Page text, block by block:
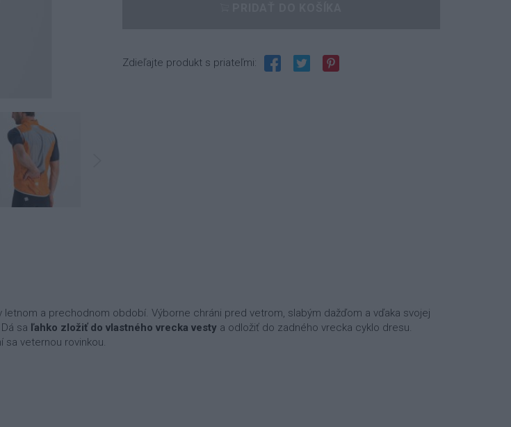
Zdieľajte produkt s priateľmi:
letnom a prechodnom období. Výborne chráni pred vetrom, slabým dažďom a vďaka svojej
sa ľahko zložiť do vlastného vrecka vesty a odložiť do zadného vrecka cyklo dresu.
sa veternou rovinkou.